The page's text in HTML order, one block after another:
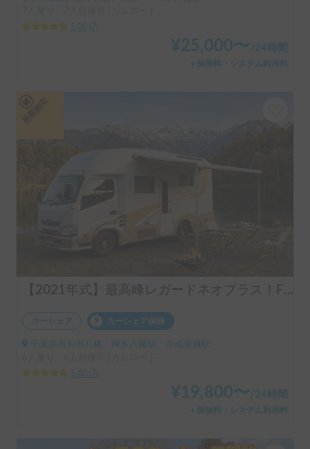
5.00
7
¥25,000〜/24時間
＋保険料・システム利用料
【2021年式】最高峰レガードネオプラス！FFヒーター＆エアコン完備で年中快適🚐トイレ利用可で安心✨
カーシェア カーシェア保険
千葉県市川市八幡, ' JR本八幡駅、京成鬼越駅
5.00
7
¥ 19,800〜 /24時間
＋保険料・システム利用料